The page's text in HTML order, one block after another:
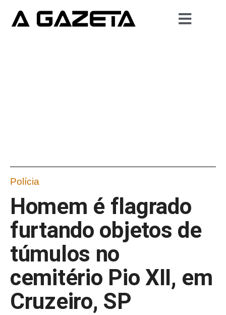
Polícia
Homem é flagrado
furtando objetos de
túmulos no
cemitério Pio XII, em
Cruzeiro, SP